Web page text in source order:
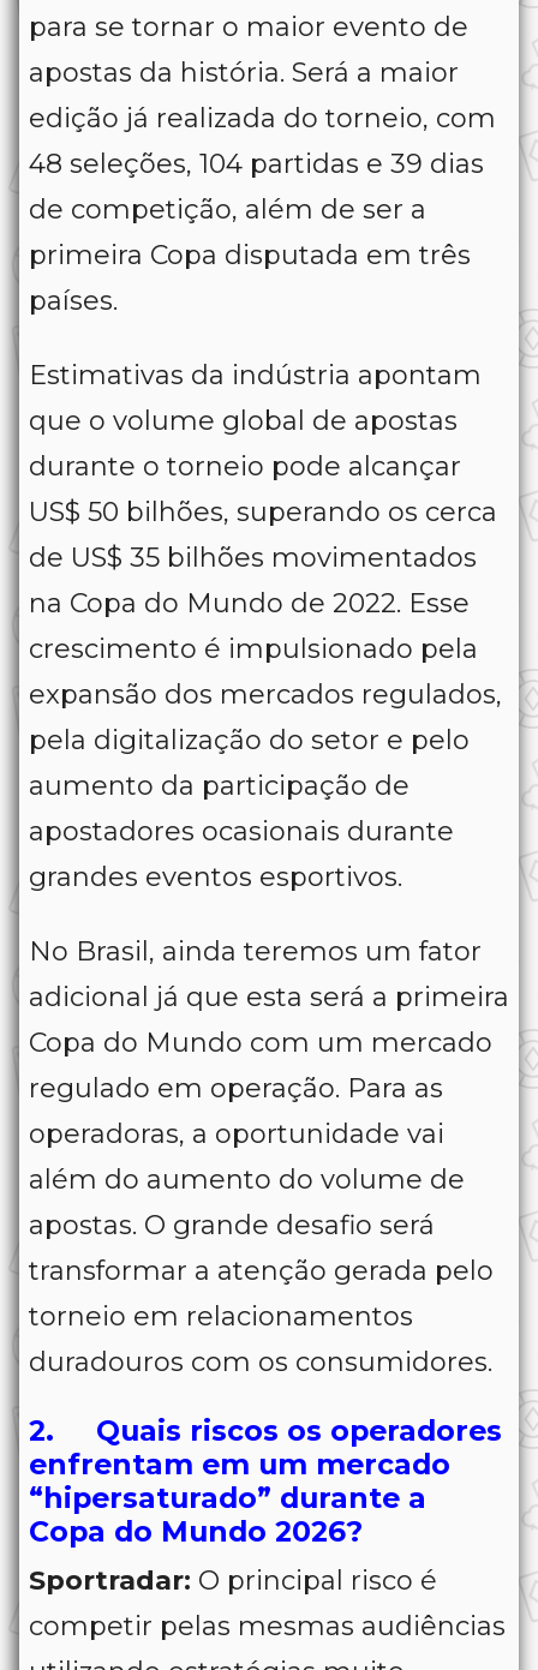
para se tornar o maior evento de
apostas da história. Será a maior
edição já realizada do torneio, com
48 seleções, 104 partidas e 39 dias
de competição, além de ser a
primeira Copa disputada em três
países.
Estimativas da indústria apontam
que o volume global de apostas
durante o torneio pode alcançar
US$ 50 bilhões, superando os cerca
de US$ 35 bilhões movimentados
na Copa do Mundo de 2022. Esse
crescimento é impulsionado pela
expansão dos mercados regulados,
pela digitalização do setor e pelo
aumento da participação de
apostadores ocasionais durante
grandes eventos esportivos.
No Brasil, ainda teremos um fator
adicional já que esta será a primeira
Copa do Mundo com um mercado
regulado em operação. Para as
operadoras, a oportunidade vai
além do aumento do volume de
apostas. O grande desafio será
transformar a atenção gerada pelo
torneio em relacionamentos
duradouros com os consumidores.
2. Quais riscos os operadores
enfrentam em um mercado
“hipersaturado” durante a
Copa do Mundo 2026?
Sportradar: O principal risco é
competir pelas mesmas audiências